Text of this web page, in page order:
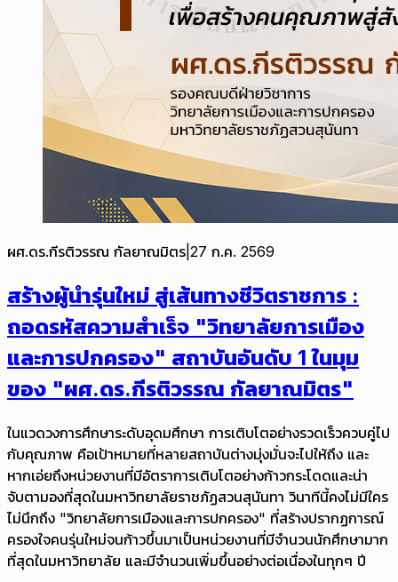
ผศ.ดร.กีรติวรรณ กัลยาณมิตร 27 ก.ค. 2569
สร้างผู้นำรุ่นใหม่ สู่เส้นทางชีวิตราชการ :
ถอดรหัสความสำเร็จ "วิทยาลัยการเมือง
และการปกครอง" สถาบันอันดับ 1 ในมุม
ของ "ผศ.ดร.กีรติวรรณ กัลยาณมิตร"
ในแวดวงการศึกษาระดับอุดมศึกษา การเติบโตอย่างรวดเร็วควบคู่ไป
กับคุณภาพ คือเป้าหมายที่หลายสถาบันต่างมุ่งมั่นจะไปให้ถึง และ
หากเอ่ยถึงหน่วยงานที่มีอัตราการเติบโตอย่างก้าวกระโดดและน่า
จับตามองที่สุดในมหาวิทยาลัยราชภัฏสวนสุนันทา วินาทีนี้คงไม่มีใคร
ไม่นึกถึง "วิทยาลัยการเมืองและการปกครอง" ที่สร้างปรากฏการณ์
ครองใจคนรุ่นใหม่จนก้าวขึ้นมาเป็นหน่วยงานที่มีจำนวนนักศึกษามาก
ที่สุดในมหาวิทยาลัย และมีจำนวนเพิ่มขึ้นอย่างต่อเนื่องในทุกๆ ปี